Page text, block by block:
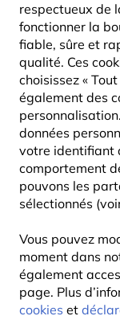
respectueux de
fonctionner la
fiable, sûre et
qualité. Ces
choisissez «
également des
données
votre identifiant
comportement
pouvons les
sélectionnés
Vous pouvez
moment dans
également
page. Plus
cookies et
3Produits
Nichoir pour
30mm
19,99